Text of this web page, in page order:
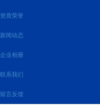
资质荣誉
新闻动态
企业相册
联系我们
留言反馈